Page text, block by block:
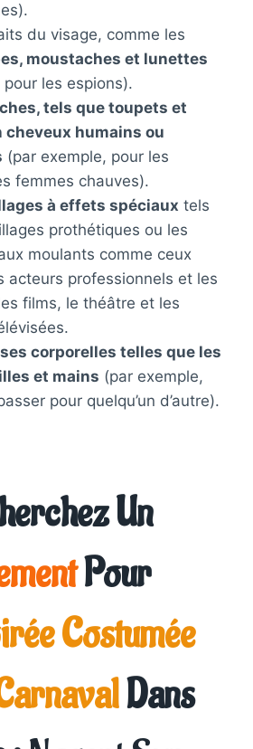
du visage, comme les
moustaches et lunettes
les espions).
tels que toupets et
cheveux humains ou
(par exemple, pour les
femmes chauves).
à effets spéciaux tels
prothétiques ou les
moulants comme ceux
acteurs professionnels et les
films, le théâtre et les
corporelles telles que les
et mains (par exemple,
pour quelqu’un d’autre).
Un
Pour
Costumée
Dans